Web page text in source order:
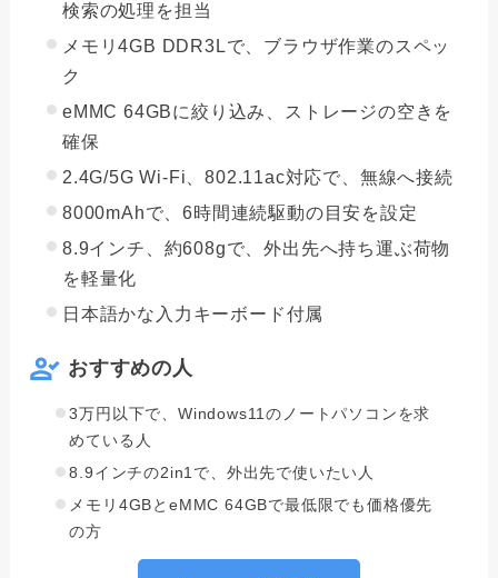
検索の処理を担当
メモリ4GB DDR3Lで、ブラウザ作業のスペッ
ク
eMMC 64GBに絞り込み、ストレージの空きを
確保
2.4G/5G Wi-Fi、802.11ac対応で、無線へ接続
8000mAhで、6時間連続駆動の目安を設定
8.9インチ、約608gで、外出先へ持ち運ぶ荷物
を軽量化
日本語かな入力キーボード付属
おすすめの人
3万円以下で、Windows11のノートパソコンを求
めている人
8.9インチの2in1で、外出先で使いたい人
メモリ4GBとeMMC 64GBで最低限でも価格優先
の方